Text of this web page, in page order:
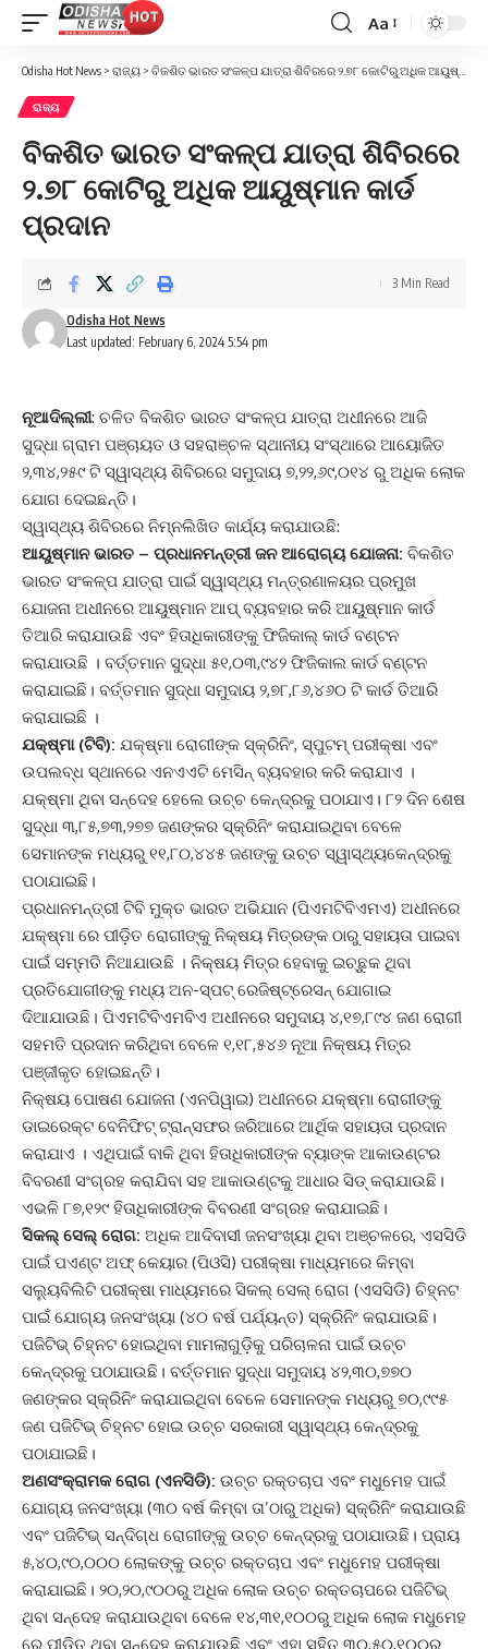
Font
Resizer
Aa
Odisha Hot News > ରାଜ୍ୟ > ବିକଶିତ ଭାରତ ସଂକଳ୍ପ ଯାତ୍ରା ଶିବିରରେ ୨.୭୮ କୋଟିରୁ ଅଧିକ ଆୟୁଷ୍ମାନ କାର୍ଡ ପ୍ରଦାନ
ରାଜ୍ୟ
ବିକଶିତ ଭାରତ ସଂକଳ୍ପ ଯାତ୍ରା ଶିବିରରେ
୨.୭୮ କୋଟିରୁ ଅଧିକ ଆୟୁଷ୍ମାନ କାର୍ଡ
ପ୍ରଦାନ
Last updated: February 6, 2024 5:54 pm
Odisha Hot News
3 Min Read
ନୂଆଦିଲ୍ଲୀ: ଚଳିତ ବିକଶିତ ଭାରତ ସଂକଳ୍ପ ଯାତ୍ରା ଅଧୀନରେ ଆଜି
ସୁଦ୍ଧା ଗ୍ରାମ ପଞ୍ଚାୟତ ଓ ସହରାଞ୍ଚଳ ସ୍ଥାନୀୟ ସଂସ୍ଥାରେ ଆୟୋଜିତ
୨,୩୪,୨୫୯ ଟି ସ୍ୱାସ୍ଥ୍ୟ ଶିବିରରେ ସମୁଦାୟ ୭,୨୨,୬୯,୦୧୪ ରୁ ଅଧିକ ଲୋକ
ଯୋଗ ଦେଇଛନ୍ତି।
ସ୍ୱାସ୍ଥ୍ୟ ଶିବିରରେ ନିମ୍ନଲିଖିତ କାର୍ଯ୍ୟ କରାଯାଉଛି:
ଆୟୁଷ୍ମାନଭାରତ – ପ୍ରଧାନମନ୍ତ୍ରୀ ଜନ ଆରୋଗ୍ୟ ଯୋଜନା: ବିକଶିତ
ଭାରତ ସଂକଳ୍ପ ଯାତ୍ରା ପାଇଁ ସ୍ୱାସ୍ଥ୍ୟ ମନ୍ତ୍ରଣାଳୟର ପ୍ରମୁଖ
ଯୋଜନା ଅଧୀନରେ ଆୟୁଷ୍ମାନ ଆପ୍ ବ୍ୟବହାର କରି ଆୟୁଷ୍ମାନ କାର୍ଡ
ତିଆରି କରାଯାଉଛି ଏବଂ ହିତାଧିକାରୀଙ୍କୁ ଫିଜିକାଲ୍‌ କାର୍ଡ ବଣ୍ଟନ
କରାଯାଉଛି । ବର୍ତ୍ତମାନ ସୁଦ୍ଧା ୫୧,୦୩,୯୪୨ ଫିଜିକାଲ କାର୍ଡ ବଣ୍ଟନ
କରାଯାଇଛି। ବର୍ତ୍ତମାନ ସୁଦ୍ଧା ସମୁଦାୟ ୨,୭୮,୮୬,୪୬୦ ଟି କାର୍ଡ ତିଆରି
କରାଯାଇଛି ।
ଯକ୍ଷ୍ମା(ଟିବି): ଯକ୍ଷ୍ମା ରୋଗୀଙ୍କ ସ୍କ୍ରିନିଂ, ସ୍ପୁଟମ୍ ପରୀକ୍ଷା ଏବଂ
ଉପଲବ୍ଧ ସ୍ଥାନରେ ଏନଏଏଟି ମେସିନ୍ ବ୍ୟବହାର କରି କରାଯାଏ ।
ଯକ୍ଷ୍ମା ଥିବା ସନ୍ଦେହ ହେଲେ ଉଚ୍ଚ କେନ୍ଦ୍ରକୁ ପଠାଯାଏ। ୮୨ ଦିନ ଶେଷ
ସୁଦ୍ଧା ୩,୮୫,୭୩,୨୭୭ ଜଣଙ୍କର ସ୍କ୍ରିନିଂ କରାଯାଇଥିବା ବେଳେ
ସେମାନଙ୍କ ମଧ୍ୟରୁ ୧୧,୮୦,୪୪୫ ଜଣଙ୍କୁ ଉଚ୍ଚ ସ୍ୱାସ୍ଥ୍ୟକେନ୍ଦ୍ରକୁ
ପଠାଯାଇଛି।
ପ୍ରଧାନମନ୍ତ୍ରୀ ଟିବି ମୁକ୍ତ ଭାରତ ଅଭିଯାନ (ପିଏମଟିବିଏମଏ) ଅଧୀନରେ
ଯକ୍ଷ୍ମା ରେ ପୀଡ଼ିତ ରୋଗୀଙ୍କୁ ନିକ୍ଷୟ ମିତ୍ରଙ୍କ ଠାରୁ ସହାୟତା ପାଇବା
ପାଇଁ ସମ୍ମତି ନିଆଯାଉଛି । ନିକ୍ଷୟ ମିତ୍ର ହେବାକୁ ଇଚ୍ଛୁକ ଥିବା
ପ୍ରତିଯୋଗୀଙ୍କୁ ମଧ୍ୟ ଅନ-ସ୍ପଟ୍ ରେଜିଷ୍ଟ୍ରେସନ୍ ଯୋଗାଇ
ଦିଆଯାଉଛି। ପିଏମଟିବିଏମବିଏ ଅଧୀନରେ ସମୁଦାୟ ୪,୧୭,୮୯୪ ଜଣ ରୋଗୀ
ସହମତି ପ୍ରଦାନ କରିଥିବା ବେଳେ ୧,୧୮,୫୪୬ ନୂଆ ନିକ୍ଷୟ ମିତ୍ର
ପଞ୍ଜୀକୃତ ହୋଇଛନ୍ତି।
ନିକ୍ଷୟ ପୋଷଣ ଯୋଜନା (ଏନପିୱାଇ) ଅଧୀନରେ ଯକ୍ଷ୍ମା ରୋଗୀଙ୍କୁ
ଡାଇରେକ୍ଟ ବେନିଫିଟ୍ ଟ୍ରାନ୍ସଫର ଜରିଆରେ ଆର୍ଥିକ ସହାୟତା ପ୍ରଦାନ
କରାଯାଏ । ଏଥିପାଇଁ ବାକି ଥିବା ହିତାଧିକାରୀଙ୍କ ବ୍ୟାଙ୍କ ଆକାଉଣ୍ଟର
ବିବରଣୀ ସଂଗ୍ରହ କରାଯିବା ସହ ଆକାଉଣ୍ଟକୁ ଆଧାର ସିଡ୍ କରାଯାଉଛି।
ଏଭଳି ୮୭,୧୨୯ ହିତାଧିକାରୀଙ୍କ ବିବରଣୀ ସଂଗ୍ରହ କରାଯାଇଛି।
ସିକଲ୍ ସେଲ୍ ରୋଗ: ଅଧିକ ଆଦିବାସୀ ଜନସଂଖ୍ୟା ଥିବା ଅଞ୍ଚଳରେ, ଏସସିଡି
ପାଇଁ ପଏଣ୍ଟ ଅଫ୍ କେୟାର (ପିଓସି) ପରୀକ୍ଷା ମାଧ୍ୟମରେ କିମ୍ବା
ସଲ୍ୟୁବିଲିଟି ପରୀକ୍ଷା ମାଧ୍ୟମରେ ସିକଲ୍ ସେଲ୍ ରୋଗ (ଏସସିଡି) ଚିହ୍ନଟ
ପାଇଁ ଯୋଗ୍ୟ ଜନସଂଖ୍ୟା (୪୦ ବର୍ଷ ପର୍ଯ୍ୟନ୍ତ) ସ୍କ୍ରିନିଂ କରାଯାଉଛି।
ପଜିଟିଭ୍ ଚିହ୍ନଟ ହୋଇଥିବା ମାମଲାଗୁଡ଼ିକୁ ପରିଚାଳନା ପାଇଁ ଉଚ୍ଚ
କେନ୍ଦ୍ରକୁ ପଠାଯାଉଛି। ବର୍ତ୍ତମାନ ସୁଦ୍ଧା ସମୁଦାୟ ୪୨,୩୦,୭୭୦
ଜଣଙ୍କର ସ୍କ୍ରିନିଂ କରାଯାଇଥିବା ବେଳେ ସେମାନଙ୍କ ମଧ୍ୟରୁ ୭୦,୯୯୫
ଜଣ ପଜିଟିଭ୍ ଚିହ୍ନଟ ହୋଇ ଉଚ୍ଚ ସରକାରୀ ସ୍ୱାସ୍ଥ୍ୟ କେନ୍ଦ୍ରକୁ
ପଠାଯାଇଛି।
ଅଣସଂକ୍ରାମକ ରୋଗ (ଏନସିଡି): ଉଚ୍ଚ ରକ୍ତଚାପ ଏବଂ ମଧୁମେହ ପାଇଁ
ଯୋଗ୍ୟ ଜନସଂଖ୍ୟା (୩୦ ବର୍ଷ କିମ୍ବା ତା’ଠାରୁ ଅଧିକ) ସ୍କ୍ରିନିଂ କରାଯାଉଛି
ଏବଂ ପଜିଟିଭ୍ ସନ୍ଦିଗ୍ଧ ରୋଗୀଙ୍କୁ ଉଚ୍ଚ କେନ୍ଦ୍ରକୁ ପଠାଯାଉଛି। ପ୍ରାୟ
୫,୪୦,୯୦,୦୦୦ ଲୋକଙ୍କୁ ଉଚ୍ଚ ରକ୍ତଚାପ ଏବଂ ମଧୁମେହ ପରୀକ୍ଷା
କରାଯାଇଛି। ୨୦,୨୦,୯୦୦ରୁ ଅଧିକ ଲୋକ ଉଚ୍ଚ ରକ୍ତଚାପରେ ପଜିଟିଭ୍
ଥିବା ସନ୍ଦେହ କରାଯାଉଥିବା ବେଳେ ୧୪,୩୧,୧୦୦ରୁ ଅଧିକ ଲୋକ ମଧୁମେହ
ରେ ପୀଡ଼ିତ ଥିବା ସନ୍ଦେହ କରାଯାଉଛି ଏବଂ ଏହା ସହିତ ୩୦,୫୦,୧୦୦ରୁ